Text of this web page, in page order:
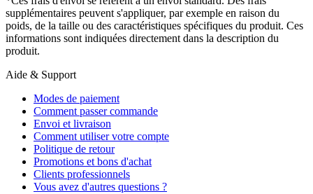
supplémentaires peuvent s'appliquer, par exemple en raison du
poids, de la taille ou des caractéristiques spécifiques du produit. Ces
informations sont indiquées directement dans la description du
produit.
Aide & Support
Modes de paiement
Comment passer commande
Envoi et livraison
Comment utiliser votre compte
Politique de retour
Promotions et bons d'achat
Clients professionnels
Vous avez d'autres questions ?